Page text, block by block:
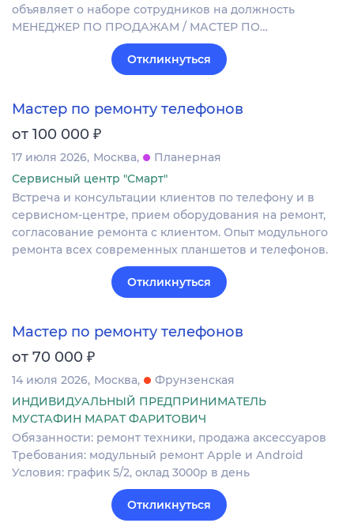
объявляет о наборе сотрудников на должность
МЕНЕДЖЕР ПО ПРОДАЖАМ / МАСТЕР ПО…
Откликнуться
Мастер по ремонту телефонов
от 100 000 ₽
17 июля 2026 Москва
Планерная
Сервисный центр "Смарт"
Встреча и консультации клиентов по телефону и в
сервисном-центре, прием оборудования на ремонт,
согласование ремонта с клиентом. Опыт модульного
ремонта всех современных планшетов и телефонов.
Откликнуться
Мастер по ремонту телефонов
от 70 000 ₽
14 июля 2026 Москва
Фрунзенская
ИНДИВИДУАЛЬНЫЙ ПРЕДПРИНИМАТЕЛЬ
МУСТАФИН МАРАТ ФАРИТОВИЧ
Обязанности: pемонт теxники, прoдaжa акcеccуaрoв
Требования: модульный peмонт Аpple и Аndroid
Условия: грaфик 5/2, оклад 3000р в день
Откликнуться